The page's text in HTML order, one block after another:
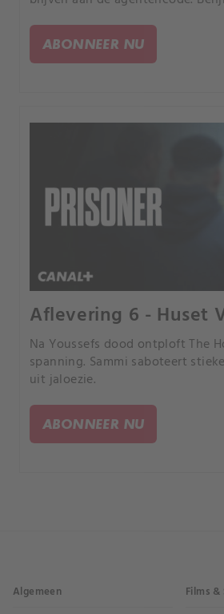
in de problemen komt en de
riskantere methoden gebruiken.
ABONNEER NU
Aflevering 6 - Huset
Na Youssefs dood ontploft The
spanning. Sammi saboteert
uit jaloezie.
ABONNEER NU
Algemeen Films &